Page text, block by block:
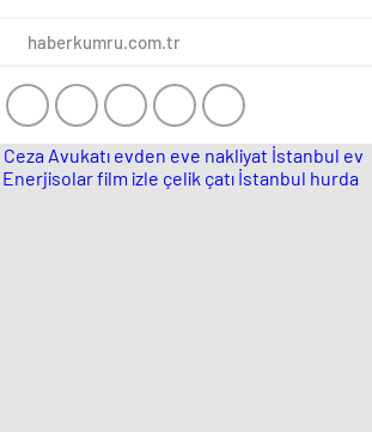
haberkumru.com.tr
Ceza Avukatı evden eve nakliyat İstanbul ev
Enerjisolarfilm izle çelik çatı İstanbul hurda